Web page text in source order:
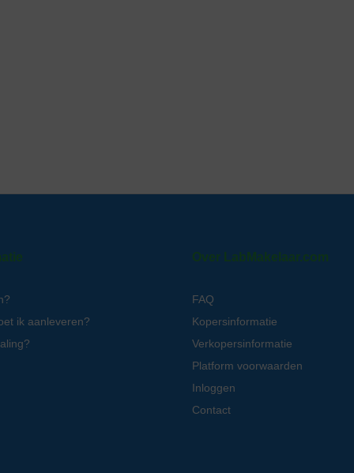
ik aanleveren?
Over LabMakelaar.com
FAQ
Kopersinformatie
Verkopersinformatie
Platform voorwaarden
Inloggen
Contact